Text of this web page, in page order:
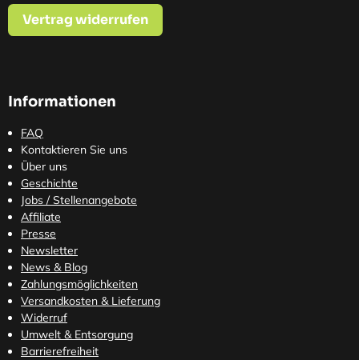
Vertrag widerrufen
Informationen
FAQ
Kontaktieren Sie uns
Über uns
Geschichte
Jobs / Stellenangebote
Affiliate
Presse
Newsletter
News & Blog
Zahlungsmöglichkeiten
Versandkosten & Lieferung
Widerruf
Umwelt & Entsorgung
Barrierefreiheit